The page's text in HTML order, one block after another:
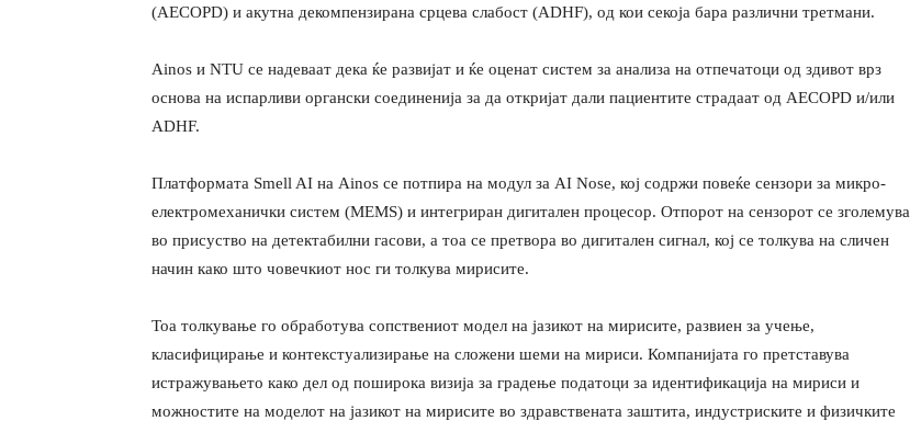
(AECOPD) и акутна декомпензирана срцева слабост (ADHF), од кои секоја бара различни третмани.
Ainos и NTU се надеваат дека ќе развијат и ќе оценат систем за анализа на отпечатоци од здивот врз
основа на испарливи органски соединенија за да откријат дали пациентите страдаат од AECOPD и/или
ADHF.
Платформата Smell AI на Ainos се потпира на модул за AI Nose, кој содржи повеќе сензори за микро-
електромеханички систем (MEMS) и интегриран дигитален процесор. Отпорот на сензорот се зголемува
во присуство на детектабилни гасови, а тоа се претвора во дигитален сигнал, кој се толкува на сличен
начин како што човечкиот нос ги толкува мирисите.
Тоа толкување го обработува сопствениот модел на јазикот на мирисите, развиен за учење,
класифицирање и контекстуализирање на сложени шеми на мириси. Компанијата го претставува
истражувањето како дел од поширока визија за градење податоци за идентификација на мириси и
можностите на моделот на јазикот на мирисите во здравствената заштита, индустриските и физичките